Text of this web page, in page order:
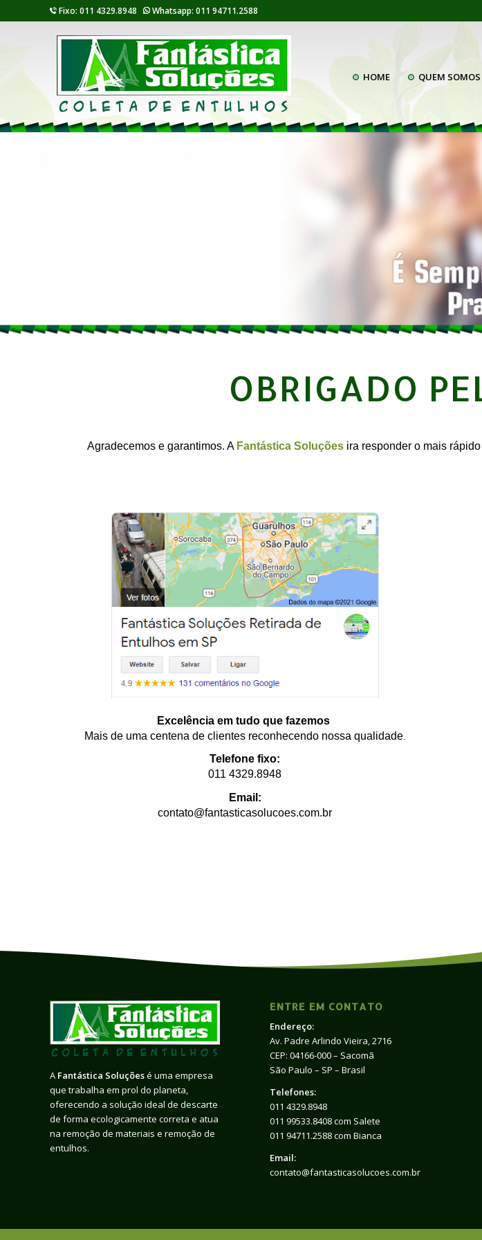
Fixo: 011 4329.8948 Whatsapp: 011 94711.2588
HOME QUEM SOMOS
OBRIGADO
Agradecemos e garantimos. A Fantástica Soluçõesira responder o mais
Excelência em tudo que fazemos
Mais de uma centena de clientes reconhecendo nossa qualidade.
Telefone fixo:
011 4329.8948
Email:
contato@fantasticasolucoes.com.br
A Fantástica Soluçõesé uma empresa
que trabalha em prol do planeta,
oferecendo a solução ideal de descarte
de forma ecologicamente correta e atua
na remoção de materiais e remoção de
entulhos.
ENTRE EM CONTATO
Endereço:
Av. Padre Arlindo Vieira, 2716
CEP: 04166-000 – Sacomã
São Paulo – SP – Brasil
Telefones:
011 4329.8948
011 99533.8408 com Salete
011 94711.2588 com Bianca
Email:
contato@fantasticasolucoes.com.br